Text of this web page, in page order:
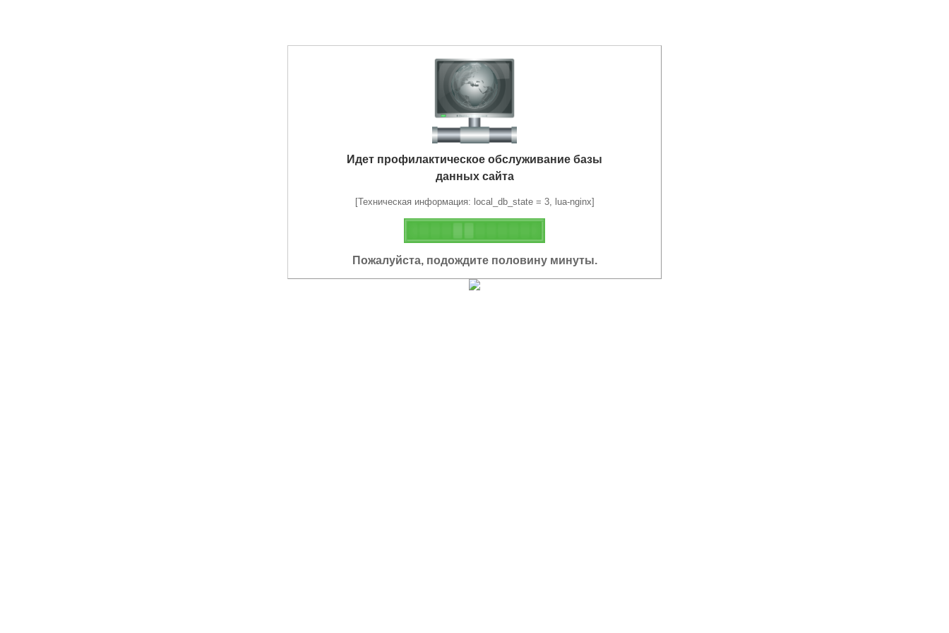
Идет профилактическое обслуживание базы
данных сайта
[Техническая информация: local_db_state = 3, lua-nginx]
Пожалуйста, подождите половину минуты.